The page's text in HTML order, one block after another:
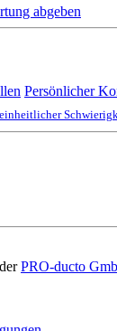
abgeben
Persönlicher
einheitlicher
PRO-ducto